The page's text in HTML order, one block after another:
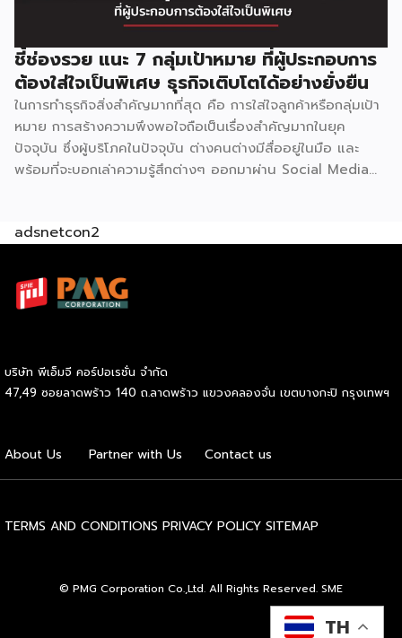
ชี้ช่องรวย แนะ 7 กลุ่มเป้าหมาย ที่ผู้ประกอบการ
ต้องใส่ใจเป็นพิเศษ ธุรกิจเติบโตได้อย่างยั่งยืน
ในการทำธุรกิจสิ่งสำคัญมากที่สุด คือ การใส่ใจลูกค้าหรือกลุ่มเป้า
หมาย การสร้างความพึงพอใจถือเป็นเรื่องสำคัญมากในยุค
ปัจจุบัน ซึ่งผู้บริโภคในปัจจุบัน ต่างคนต่างมีสื่ออยู่ในมือ และ
พร้อมที่จะบอกเล่าความรู้สึกต่างๆ ออกมาผ่าน Social Media
adsnetcon2
บริษัท พีเอ็มจี คอร์ปอเรชั่น จำกัด
47,49 ซอยลาดพร้าว 140 ถ.ลาดพร้าว แขวงคลองจั่น เขตบางกะปิ กรุงเทพฯ
About Us Partner with Us Contact us
TERMS AND CONDITIONS PRIVACY POLICY SITEMAP
© PMG Corporation Co.,Ltd. All Rights Reserved. SME
TH